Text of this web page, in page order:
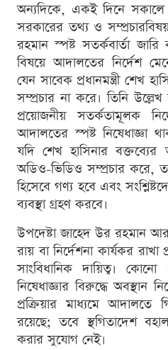
অন্যদিকে, একই দিনে সকালে
সরকারের তথ্য ও
রহমান স্পষ্ট সতর্কবার্তা জারি
বিষয়ে আদালতের নির্দেশ
যেন সাবেক প্রধানমন্ত্রী শেখ
সম্প্রচার না করে। তিনি
প্রয়োজনীয় সতর্কতামূলক
আদালতের স্পষ্ট নিষেধাজ্ঞা
যদি শেখ হাসিনার বক্তব্যের
অডিও-ভিডিও সম্প্রচার করে,
হিসেবে গণ্য হবে এবং
ব্যবস্থা গ্রহণ করবে।
উপদেষ্টা জাহেদ উর রহমান
রায় বা নির্দেশনা কার্যকর রাখা
সাংবিধানিক দায়িত্ব।
নিষেধাজ্ঞার বিরুদ্ধে
প্রক্রিয়ার মাধ্যমে আদালতে
রয়েছে; তবে স্থগিতাদেশ
করার সুযোগ নেই।